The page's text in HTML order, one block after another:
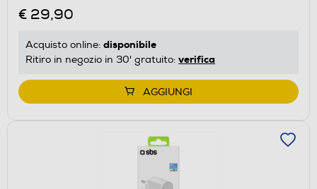
€ 29,90
Acquisto online: disponibile
Ritiro in negozio in 30' gratuito: verifica
AGGIUNGI